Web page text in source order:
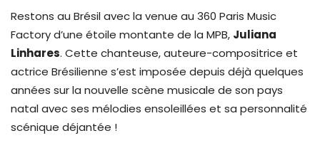
Restons au Brésil avec la venue au 360 Paris Music
Factory d’une étoile montante de la MPB, Juliana
Linhares. Cette chanteuse, auteure-compositrice et
actrice Brésilienne s’est imposée depuis déjà quelques
années sur la nouvelle scène musicale de son pays
natal avec ses mélodies ensoleillées et sa personnalité
scénique déjantée !